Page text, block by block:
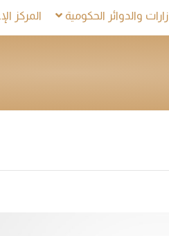
والدوائر الحكومية المركز